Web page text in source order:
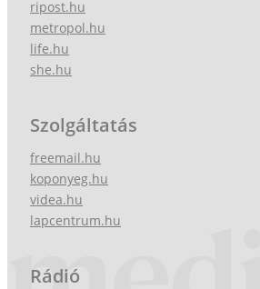
ripost.hu
metropol.hu
life.hu
she.hu
Szolgáltatás
freemail.hu
koponyeg.hu
videa.hu
lapcentrum.hu
Rádió